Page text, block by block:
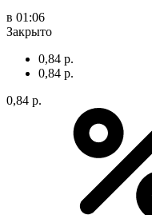
в 01:06
Закрыто
0,84 р.
0,84 р.
0,84 р.